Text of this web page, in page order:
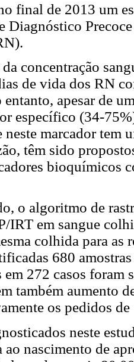
final de 2013 um
Diagnóstico
concentração
de vida dos RN
entanto, apesar de
específico (34-
neste marcador tem
têm sido
bioquímicos
o algoritmo de
IRT em sangue
colhida para as
680
em 272 casos
também aumento
os pedidos de
neste
ao nascimento de